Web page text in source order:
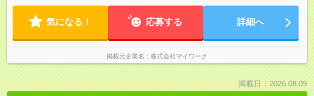
気になる！ 応募する 詳細へ
掲載元企業名 株式会社マイワーク
掲載日：2026.08.09